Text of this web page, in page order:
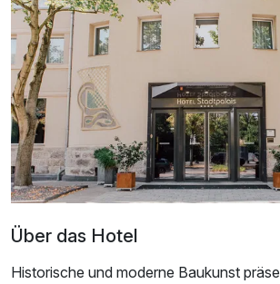
Doppelzimmer Komfort B
1 Erwachsenen und 1 Kind
Über das Hotel
Historische und moderne Baukunst